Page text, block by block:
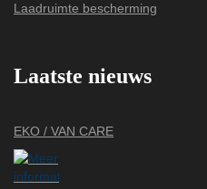
Laadruimte bescherming
Laatste nieuws
EKO / VAN CARE